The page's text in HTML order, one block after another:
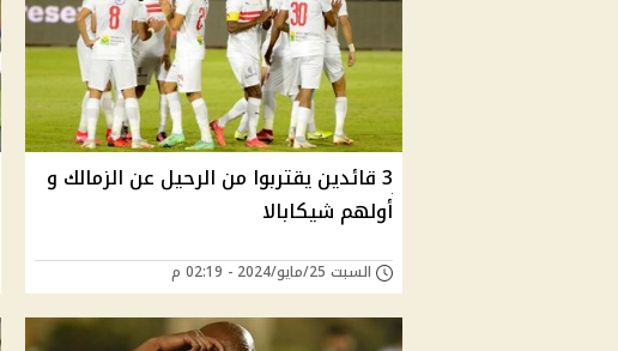
3 قائدين يقتربوا من الرحيل عن الزمالك و
أولهم شيكابالا
السبت 25/مايو/2024 - 02:19 م